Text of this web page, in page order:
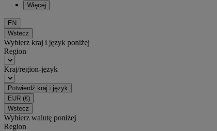
Więcej
EN
Wstecz
Wybierz kraj i język poniżej
Region
Kraj/region-język
Potwierdź kraj i język
EUR (€)
Wstecz
Wybierz walutę poniżej
Region